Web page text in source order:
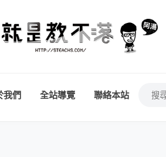
我們 全站導覽 聯絡本站